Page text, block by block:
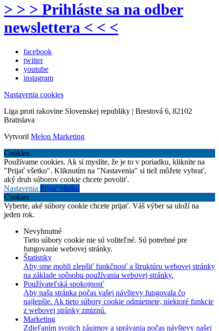
> > > Prihláste sa na odber
newslettera < < <
facebook
twitter
youtube
instagram
Nastavenia cookies
Liga proti rakovine Slovenskej republiky | Brestová 6, 82102
Bratislava
Vytvoril Melon Marketing
Cookies
Používame cookies. Ak si myslíte, že je to v poriadku, kliknite na
"Prijať všetko". Kliknutím na "Nastavenia" si tiež môžete vybrať,
aký druh súborov cookie chcete povoliť.
Nastavenia Prijať všetko
Cookies
Vyberte, aké súbory cookie chcete prijať. Váš výber sa uloží na
jeden rok.
Nevyhnutné
Tieto súbory cookie nie sú voliteľné. Sú potrebné pre
fungovanie webovej stránky.
Štatistiky
Aby sme mohli zlepšiť funkčnosť a štruktúru webovej stránky
na základe spôsobu používania webovej stránky.
Používateľská spokojnosť
Aby naša stránka počas vašej návštevy fungovala čo
najlepšie. Ak tieto súbory cookie odmietnete, niektoré funkcie
z webovej stránky zmiznú.
Marketing
Zdieľaním svojich záujmov a správania počas návštevy našej